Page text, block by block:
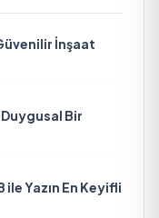
İnşaat
Bir
ile Yazın En Keyifli